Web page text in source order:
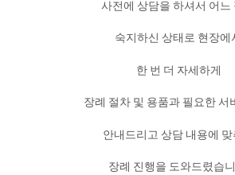
사전에 상담을 하셔서 어느
숙지하신 상태로 현장에
한 번 더 자세하게
장례 절차 및 용품과 필요한 서
안내드리고 상담 내용에 맞
장례 진행을 도와드렸습